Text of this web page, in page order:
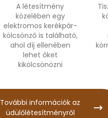
A létesítmény
közelében egy
elektromos kerékpár-
kölcsönző is található,
ahol díj ellenében
lehet őket
kikölcsönözni
További információk az
üdülőlétesítményről